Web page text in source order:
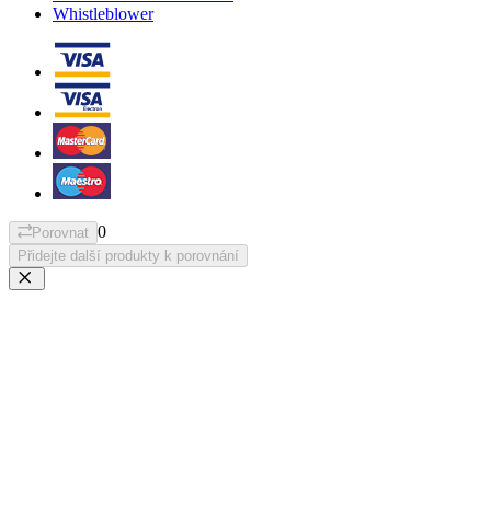
Whistleblower
Porovnat 0
Přidejte další produkty k porovnání